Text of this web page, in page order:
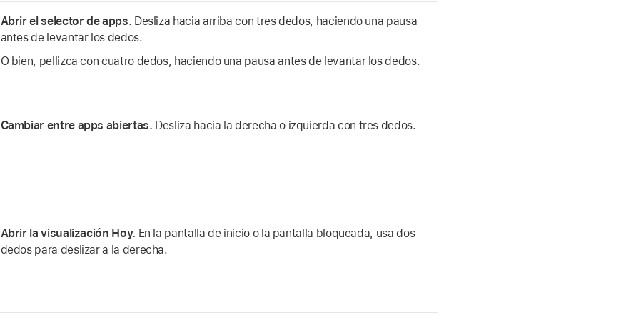
Abrir el selector de apps. Desliza hacia arriba con tres dedos, haciendo una pausa
antes de levantar los dedos.
O bien, pellizca con cuatro dedos, haciendo una pausa antes de levantar los dedos.
Cambiar entre apps abiertas. Desliza hacia la derecha o izquierda con tres dedos.
Abrir la visualización Hoy. En la pantalla de inicio o la pantalla bloqueada, usa dos
dedos para deslizar a la derecha.